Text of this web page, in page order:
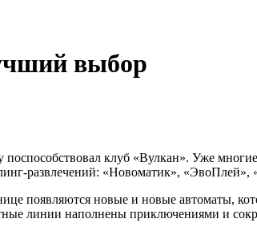
выбор
клуб «Вулкан». Уже
развлечений: «Новоматик», «ЭвоПлей»,
появляются новые и новые автоматы,
линии наполнены приключениями и